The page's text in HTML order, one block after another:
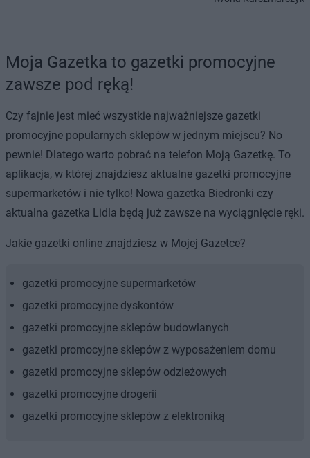
Moja Gazetka to gazetki promocyjne
zawsze pod ręką!
Czy fajnie jest mieć wszystkie najważniejsze gazetki
promocyjne popularnych sklepów w jednym miejscu? No
pewnie! Dlatego warto pobrać na telefon Moją Gazetkę. To
aplikacja, w której znajdziesz aktualne gazetki promocyjne
supermarketów i nie tylko! Nowa gazetka Biedronki czy
aktualna gazetka Lidla będą już zawsze na wyciągnięcie ręki.
Jakie gazetki online znajdziesz w Mojej Gazetce?
gazetki promocyjne supermarketów
gazetki promocyjne dyskontów
gazetki promocyjne sklepów budowlanych
gazetki promocyjne sklepów z wyposażeniem domu
gazetki promocyjne sklepów odzieżowych
gazetki promocyjne drogerii
gazetki promocyjne sklepów z elektroniką